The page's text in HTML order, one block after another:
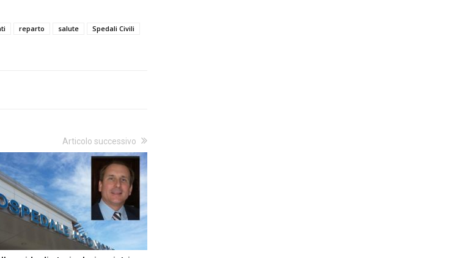
reparto salute
Spedali Civili
Articolo successivo